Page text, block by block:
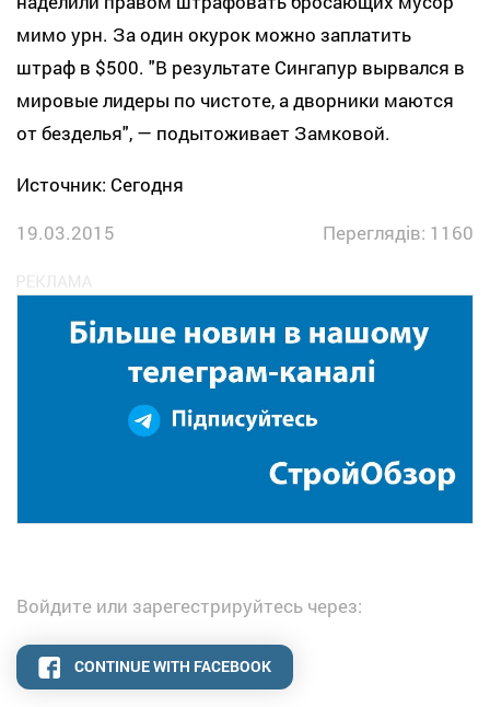
мимо урн. За один окурок можно заплатить
штраф в $500. "В результате Сингапур вырвался в
мировые лидеры по чистоте, а дворники маются
от безделья", — подытоживает Замковой.
Источник: Сегодня
19.03.2015
Переглядів: 1160
Войдите или зарегестрируйтесь через:
CONTINUE WITH FACEBOOK